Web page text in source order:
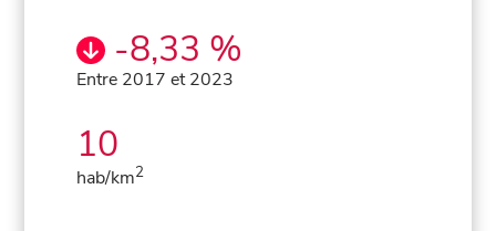
-8,33 %
Entre 2017 et 2023
10
hab/km2